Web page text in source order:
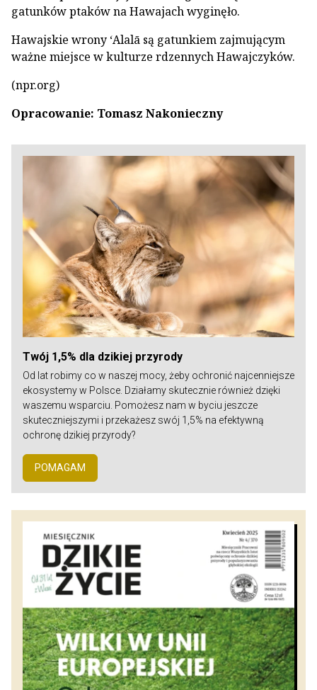
gatunków ptaków na Hawajach wyginęło.
Hawajskie wrony ʻAlalā są gatunkiem zajmującym
ważne miejsce w kulturze rdzennych Hawajczyków.
(npr.org)
Opracowanie: Tomasz Nakonieczny
Twój 1,5% dla dzikiej przyrody
Od lat robimy co w naszej mocy, żeby ochronić najcenniejsze
ekosystemy w Polsce. Działamy skutecznie również dzięki
waszemu wsparciu. Pomożesz nam w byciu jeszcze
skuteczniejszymi i przekażesz swój 1,5% na efektywną
ochronę dzikiej przyrody?
POMAGAM